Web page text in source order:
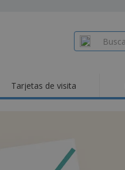
Tarjetas de visita